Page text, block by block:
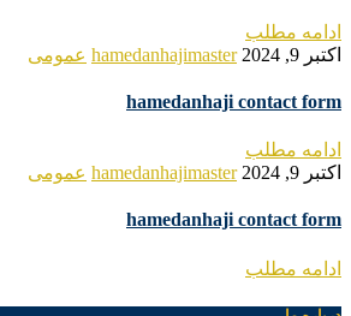
ادامه مطلب
اکتبر 9, 2024
hamedanhajimaster عمومی
hamedanhaji contact form
ادامه مطلب
اکتبر 9, 2024
hamedanhajimaster عمومی
hamedanhaji contact form
ادامه مطلب